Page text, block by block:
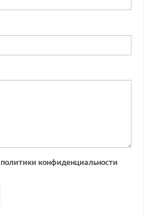
политики конфиденциальности